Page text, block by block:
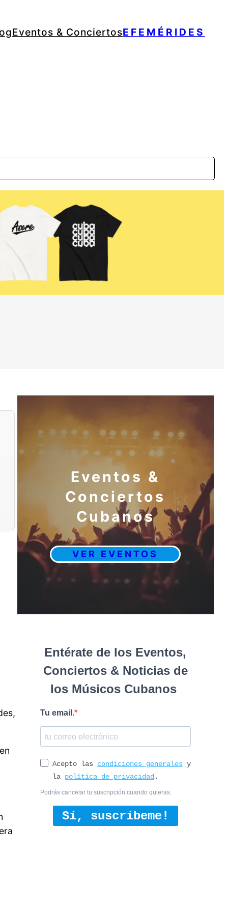
Eventos & ConciertosEFEMÉRIDES
Eventos &
Conciertos
Cubanos
VER EVENTOS
Entérate de los Eventos,
Conciertos & Noticias de
los Músicos Cubanos
Tu email.
Acepto las condiciones generalesy
la política de privacidad.
Podrás cancelar tu suscripción cuando quieras.
Sí, suscríbeme!